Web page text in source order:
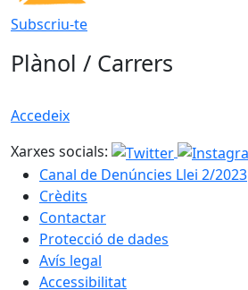
Subscriu-te
Plànol / Carrers
Accedeix
Xarxes socials:
Canal de Denúncies Llei 2/2023
Crèdits
Contactar
Protecció de dades
Avís legal
Accessibilitat